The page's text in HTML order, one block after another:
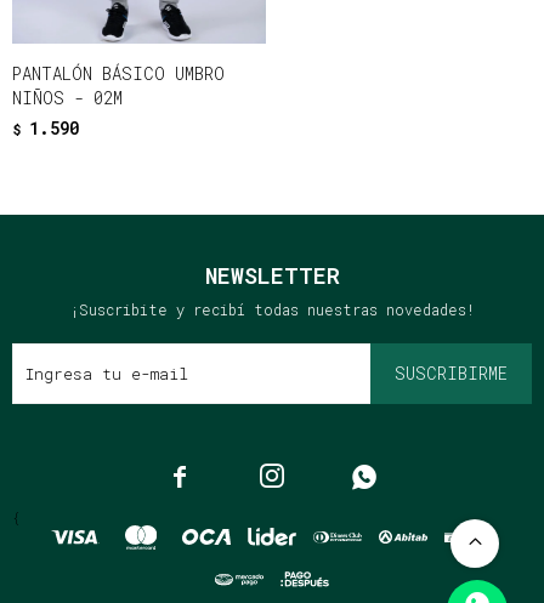
PANTALÓN BÁSICO UMBRO
NIÑOS - 02M
$ 1.590
NEWSLETTER
¡Suscribite y recibí todas nuestras novedades!
SUSCRIBIRME
  
{